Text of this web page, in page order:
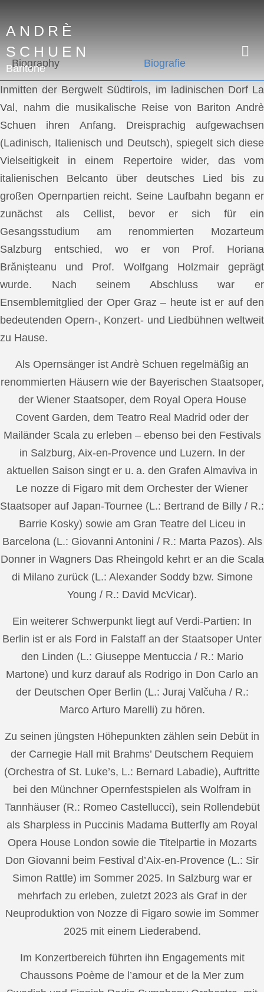
ANDRÈ
SCHUEN
Baritone
Biography Biografie
Inmitten der Bergwelt Südtirols, im ladinischen Dorf La
Val, nahm die musikalische Reise von Bariton Andrè
Schuen ihren Anfang. Dreisprachig aufgewachsen
(Ladinisch, Italienisch und Deutsch), spiegelt sich diese
Vielseitigkeit in einem Repertoire wider, das vom
italienischen Belcanto über deutsches Lied bis zu
großen Opernpartien reicht. Seine Laufbahn begann er
zunächst als Cellist, bevor er sich für ein
Gesangsstudium am renommierten Mozarteum
Salzburg entschied, wo er von Prof. Horiana
Brănișteanu und Prof. Wolfgang Holzmair geprägt
wurde. Nach seinem Abschluss war er
Ensemblemitglied der Oper Graz – heute ist er auf den
bedeutenden Opern-, Konzert- und Liedbühnen weltweit
zu Hause.
Als Opernsänger ist Andrè Schuen regelmäßig an
renommierten Häusern wie der Bayerischen Staatsoper,
der Wiener Staatsoper, dem Royal Opera House
Covent Garden, dem Teatro Real Madrid oder der
Mailänder Scala zu erleben – ebenso bei den Festivals
in Salzburg, Aix-en-Provence und Luzern. In der
aktuellen Saison singt er u. a. den Grafen Almaviva in
Le nozze di Figaro mit dem Orchester der Wiener
Staatsoper auf Japan-Tournee (L.: Bertrand de Billy / R.:
Barrie Kosky) sowie am Gran Teatre del Liceu in
Barcelona (L.: Giovanni Antonini / R.: Marta Pazos). Als
Donner in Wagners Das Rheingold kehrt er an die Scala
di Milano zurück (L.: Alexander Soddy bzw. Simone
Young / R.: David McVicar).
Ein weiterer Schwerpunkt liegt auf Verdi-Partien: In
Berlin ist er als Ford in Falstaff an der Staatsoper Unter
den Linden (L.: Giuseppe Mentuccia / R.: Mario
Martone) und kurz darauf als Rodrigo in Don Carlo an
der Deutschen Oper Berlin (L.: Juraj Valčuha / R.:
Marco Arturo Marelli) zu hören.
Zu seinen jüngsten Höhepunkten zählen sein Debüt in
der Carnegie Hall mit Brahms’ Deutschem Requiem
(Orchestra of St. Luke’s, L.: Bernard Labadie), Auftritte
bei den Münchner Opernfestspielen als Wolfram in
Tannhäuser (R.: Romeo Castellucci), sein Rollendebüt
als Sharpless in Puccinis Madama Butterfly am Royal
Opera House London sowie die Titelpartie in Mozarts
Don Giovanni beim Festival d’Aix-en-Provence (L.: Sir
Simon Rattle) im Sommer 2025. In Salzburg war er
mehrfach zu erleben, zuletzt 2023 als Graf in der
Neuproduktion von Nozze di Figaro sowie im Sommer
2025 mit einem Liederabend.
Im Konzertbereich führten ihn Engagements mit
Chaussons Poème de l’amour et de la Mer zum